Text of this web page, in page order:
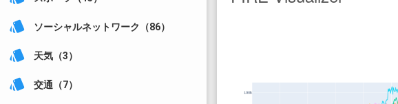
style ソーシャルネットワーク（86）
style 天気（3）
style 交通（7）